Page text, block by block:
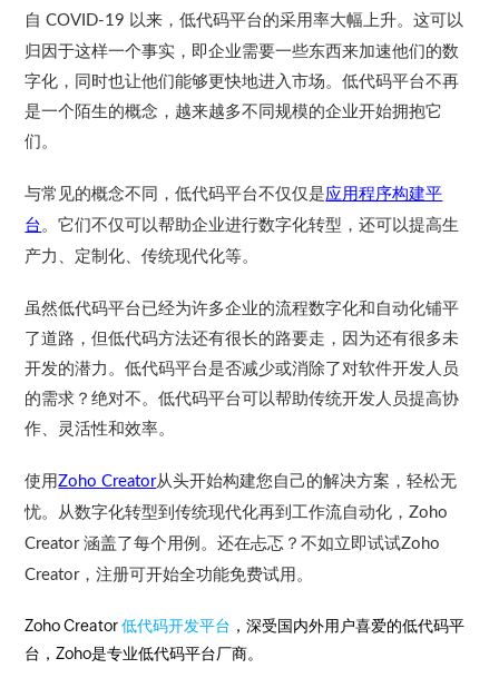
自 COVID-19 以来，低代码平台的采用率大幅上升。这可以
归因于这样一个事实，即企业需要一些东西来加速他们的数
字化，同时也让他们能够更快地进入市场。低代码平台不再
是一个陌生的概念，越来越多不同规模的企业开始拥抱它
们。
与常见的概念不同，低代码平台不仅仅是应用程序构建平
台。它们不仅可以帮助企业进行数字化转型，还可以提高生
产力、定制化、传统现代化等。
虽然低代码平台已经为许多企业的流程数字化和自动化铺平
了道路，但低代码方法还有很长的路要走，因为还有很多未
开发的潜力。低代码平台是否减少或消除了对软件开发人员
的需求？绝对不。低代码平台可以帮助传统开发人员提高协
作、灵活性和效率。
使用Zoho Creator从头开始构建您自己的解决方案，轻松无
忧。从数字化转型到传统现代化再到工作流自动化，Zoho
Creator涵盖了每个用例。还在忐忑？不如立即试试Zoho
Creator，注册可开始全功能免费试用。
Zoho Creator低代码开发平台 ，深受国内外用户喜爱的低代码平
台，Zoho是专业低代码平台厂商。